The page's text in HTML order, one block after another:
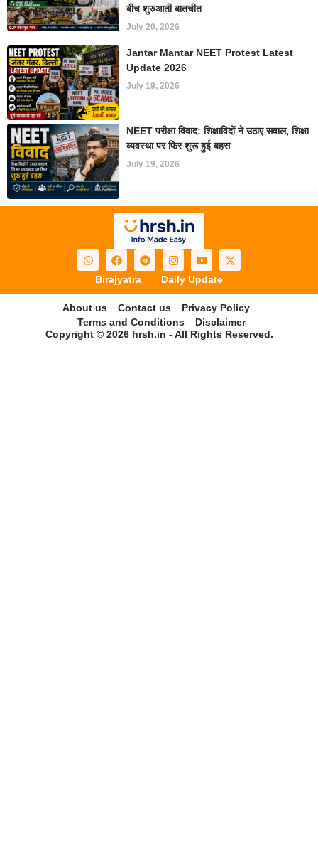
बीच शुरुआती बातचीत
July 20, 2026
Jantar Mantar NEET Protest Latest
Update 2026
July 19, 2026
NEET परीक्षा विवाद: शिक्षाविदों ने उठाए सवाल, शिक्षा
व्यवस्था पर फिर शुरू हुई बहस
July 19, 2026
Birajyatra Daily Update
About us Contact us
Privacy Policy
Terms and Conditions
Disclaimer
Copyright © 2026 hrsh.in - All Rights Reserved.